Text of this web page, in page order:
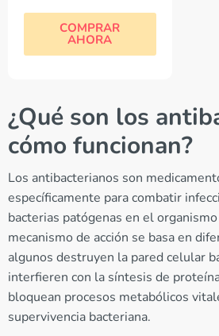
COMPRAR
AHORA
¿Qué son los
cómo funcionan?
Los antibacterianos son
específicamente para combatir
bacterias patógenas en el
mecanismo de acción se basa en
algunos destruyen la pared celular
interfieren con la síntesis de
bloquean procesos metabólicos
supervivencia bacteriana.